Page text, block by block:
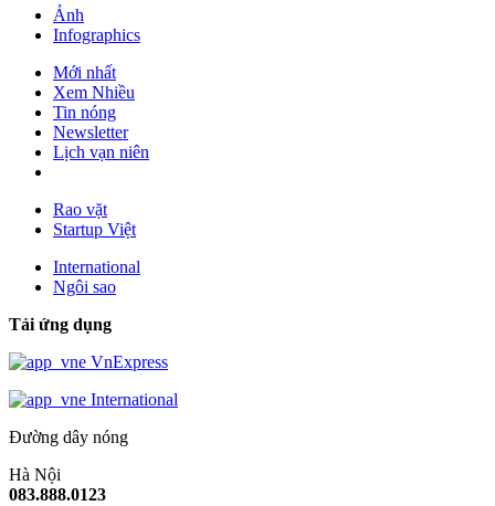
Ảnh
Infographics
Mới nhất
Xem Nhiều
Tin nóng
Newsletter
Lịch vạn niên
Rao vặt
Startup Việt
International
Ngôi sao
Tải ứng dụng
VnExpress
International
Đường dây nóng
Hà Nội
083.888.0123